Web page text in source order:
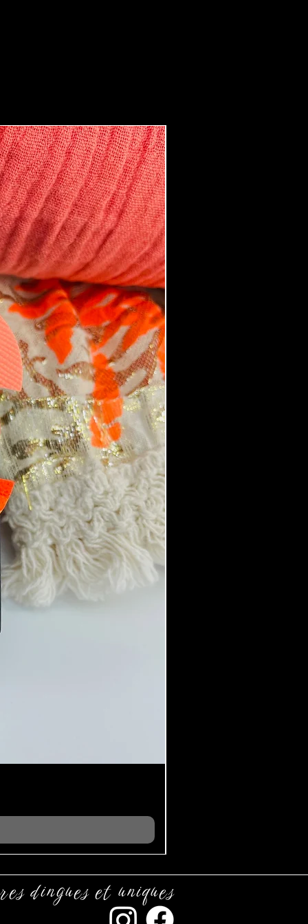
dingues et uniques